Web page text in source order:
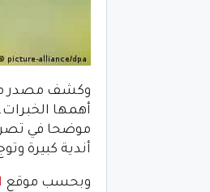
وكشف مصدر
أهمها الخبرات.
موضحا في
أندية كبيرة
وبحسب موقع